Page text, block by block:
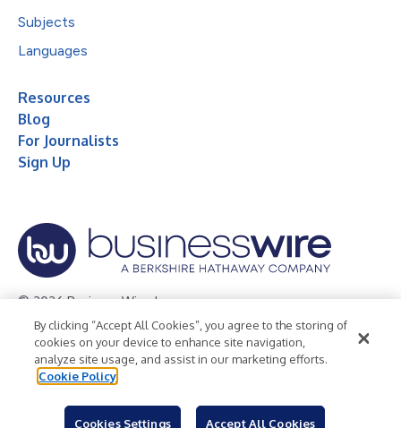
Subjects
Languages
Resources
Blog
For Journalists
Sign Up
© 2026 Business Wire, Inc.
Privacy Policy Cookie Policy
Accessibility Statement
Terms of Use
Legal
By clicking “Accept All Cookies”, you agree to the storing of
cookies on your device to enhance site navigation,
analyze site usage, and assist in our marketing efforts.
Cookie Policy
Cookies Settings Accept All Cookies